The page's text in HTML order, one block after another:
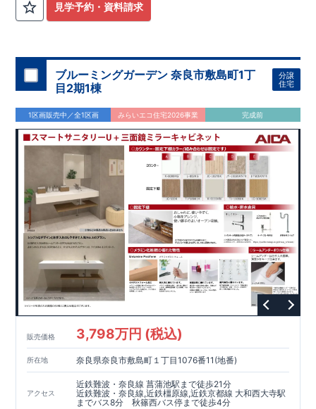
見学予約・資料請求
ブルーミングガーデン 奈良市敷島町1丁
目2期1棟
分譲
住宅
1区画販売中／全1区画 みらいエコ住宅2026事業 完成前
販売価格 3,798万円 (税込)
所在地 奈良県奈良市敷島町１丁目1076番11(地番)
アクセス
近鉄難波・奈良線 菖蒲池駅まで徒歩21分
近鉄難波・奈良線,近鉄橿原線,近鉄京都線 大和西大寺駅
までバス8分 秋篠西バス停まで徒歩4分